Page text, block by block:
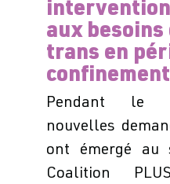
aux besoins
trans en
confinement
Pendant le
nouvelles
ont émergé au
Coalition